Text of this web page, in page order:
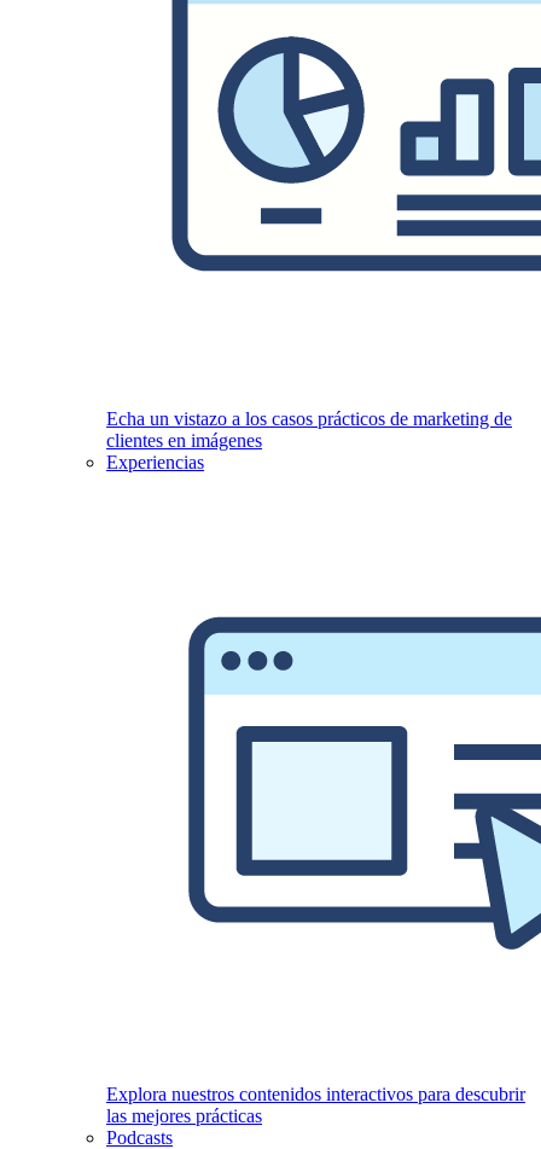
Echa un vistazo a los casos prácticos de marketing de
clientes en imágenes
Experiencias
Explora nuestros contenidos interactivos para descubrir
las mejores prácticas
Podcasts